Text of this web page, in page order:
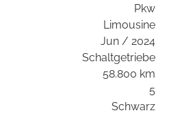
Pkw
Limousine
Jun / 2024
Schaltgetriebe
58.800 km
5
Schwarz